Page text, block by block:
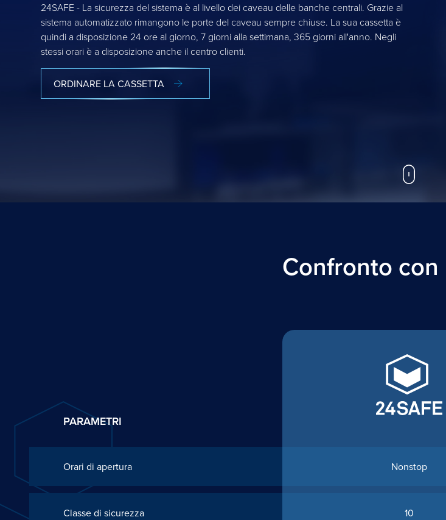
24SAFE - La sicurezza del sistema è al livello dei caveau delle banche centrali. Grazie al
sistema automatizzato rimangono le porte del caveau sempre chiuse. La sua cassetta è
quindi a disposizione 24 ore al giorno, 7 giorni alla settimana, 365 giorni all'anno. Negli
stessi orari è a disposizione anche il centro clienti.
ORDINARE LA CASSETTA
Confronto con
PARAMETRI
Orari di apertura
Classe di sicurezza
Nonstop
10